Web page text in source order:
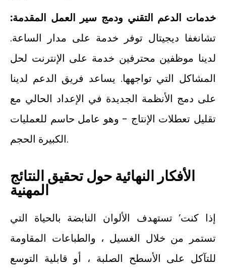
خدمات الدعم التقني ودمج سير العمل المقدمة:
تشانغفا ديجيتال توفر خدمة على مدار الساعة.
لدينا موظفين محترفين خدمة على الإنترنت لحل
المشاكل التي تواجهها. يساعد فريق الدعم لدينا
على دمج الأنظمة الجديدة في الإعداد الحالي مع
تقليل تعطلات الإنتاج - وهو عامل حاسم للعمليات
الكبيرة الحجم.
الأفكار النهائية حول تحقيق النتائج
المهنية
إذا كنت’ تستهدف الألوان النابضة بالحياة التي
تستمر من خلال الغسيل ، والطباعات المقاومة
للتآكل على الأسطح الصلبة ، أو قابلية التوسع